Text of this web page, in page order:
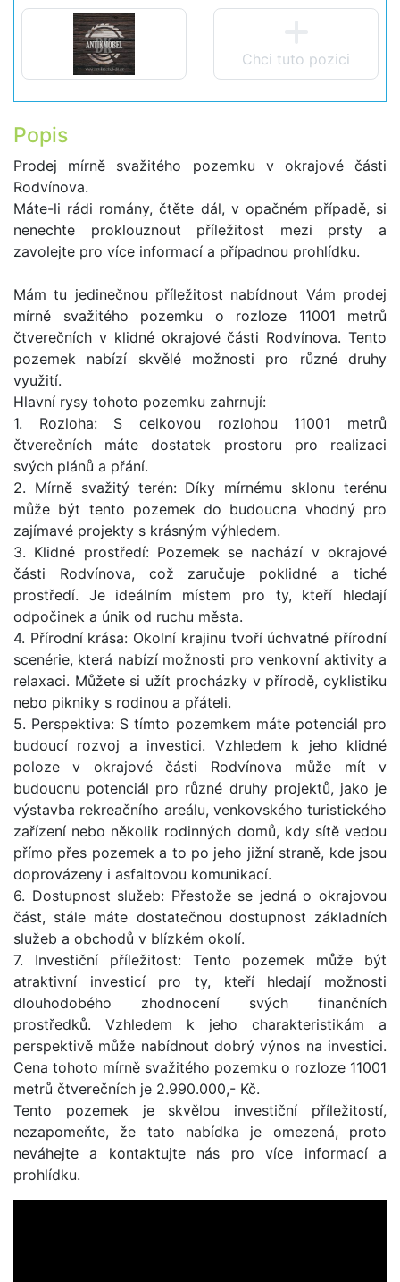
Chci tuto pozici
Popis
Prodej mírně svažitého pozemku v okrajové části
Rodvínova.
Máte-li rádi romány, čtěte dál, v opačném případě, si
nenechte proklouznout příležitost mezi prsty a
zavolejte pro více informací a případnou prohlídku.
Mám tu jedinečnou příležitost nabídnout Vám prodej
mírně svažitého pozemku o rozloze 11001 metrů
čtverečních v klidné okrajové části Rodvínova. Tento
pozemek nabízí skvělé možnosti pro různé druhy
využití.
Hlavní rysy tohoto pozemku zahrnují:
1. Rozloha: S celkovou rozlohou 11001 metrů
čtverečních máte dostatek prostoru pro realizaci
svých plánů a přání.
2. Mírně svažitý terén: Díky mírnému sklonu terénu
může být tento pozemek do budoucna vhodný pro
zajímavé projekty s krásným výhledem.
3. Klidné prostředí: Pozemek se nachází v okrajové
části Rodvínova, což zaručuje poklidné a tiché
prostředí. Je ideálním místem pro ty, kteří hledají
odpočinek a únik od ruchu města.
4. Přírodní krása: Okolní krajinu tvoří úchvatné přírodní
scenérie, která nabízí možnosti pro venkovní aktivity a
relaxaci. Můžete si užít procházky v přírodě, cyklistiku
nebo pikniky s rodinou a přáteli.
5. Perspektiva: S tímto pozemkem máte potenciál pro
budoucí rozvoj a investici. Vzhledem k jeho klidné
poloze v okrajové části Rodvínova může mít v
budoucnu potenciál pro různé druhy projektů, jako je
výstavba rekreačního areálu, venkovského turistického
zařízení nebo několik rodinných domů, kdy sítě vedou
přímo přes pozemek a to po jeho jižní straně, kde jsou
doprovázeny i asfaltovou komunikací.
6. Dostupnost služeb: Přestože se jedná o okrajovou
část, stále máte dostatečnou dostupnost základních
služeb a obchodů v blízkém okolí.
7. Investiční příležitost: Tento pozemek může být
atraktivní investicí pro ty, kteří hledají možnosti
dlouhodobého zhodnocení svých finančních
prostředků. Vzhledem k jeho charakteristikám a
perspektivě může nabídnout dobrý výnos na investici.
Cena tohoto mírně svažitého pozemku o rozloze 11001
metrů čtverečních je 2.990.000,- Kč.
Tento pozemek je skvělou investiční příležitostí,
nezapomeňte, že tato nabídka je omezená, proto
neváhejte a kontaktujte nás pro více informací a
prohlídku.